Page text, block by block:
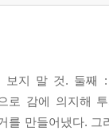
리오[1] / 동일비
보지 말 것. 둘째
로 감에 의지해
를 만들어냈다. 그